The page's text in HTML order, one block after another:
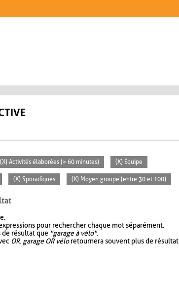
(X) Activités élaborées (> 60 minutes) (X) Équipe
(X) Sporadiques (X) Moyen groupe (entre 30 et 100)
pour rechercher chaque mot séparément.
résultat que "garage à vélo".
OR. garage OR véloretournera souvent plus de résultat